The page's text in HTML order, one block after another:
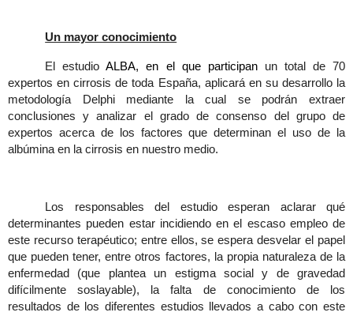
Un mayor conocimiento
El estudioALBA, en el que participan un total de 70
expertos en cirrosis de toda España, aplicará en su desarrollo la
metodología Delphi mediante la cual se podrán extraer
conclusiones y analizar el grado de consenso del grupo de
expertos acerca de los factores que determinan el uso de la
albúmina en la cirrosis en nuestro medio.
Los responsables del estudio esperan aclarar qué
determinantes pueden estar incidiendo en el escaso empleo de
este recurso terapéutico; entre ellos, se espera desvelar el papel
que pueden tener, entre otros factores, la propia naturaleza de la
enfermedad (que plantea un estigma social y de gravedad
difícilmente soslayable), la falta de conocimiento de los
resultados de los diferentes estudios llevados a cabo con este